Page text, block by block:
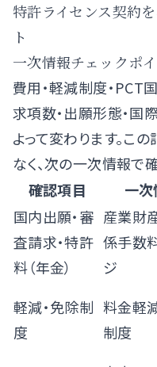
特許ライセンス契約
ト
一次情報チェックポ
費用・軽減制度・PCT
求項数・出願形態・国
よって変わります。こ
なく、次の一次情報で
確認項目
一
国内出願・審
査請求・特許
料（年金）
産業財
係手数
ジ
軽減・免除制
度
料金軽
制度